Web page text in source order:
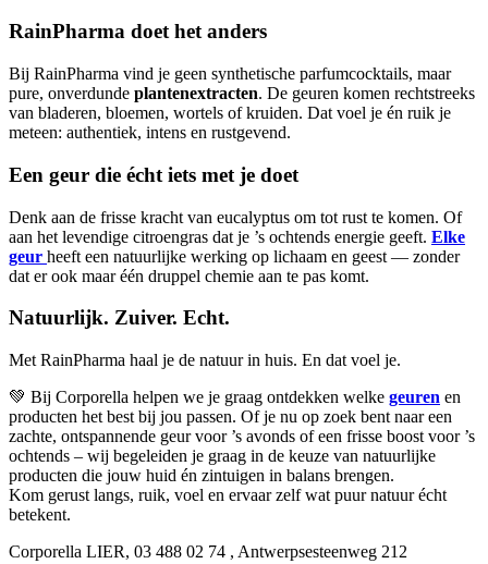
RainPharma doet het anders
Bij RainPharma vind je geen synthetische parfumcocktails, maar
pure, onverdunde plantenextracten. De geuren komen rechtstreeks
van bladeren, bloemen, wortels of kruiden. Dat voel je én ruik je
meteen: authentiek, intens en rustgevend.
Een geur die écht iets met je doet
Denk aan de frisse kracht van eucalyptus om tot rust te komen. Of
aan het levendige citroengras dat je ’s ochtends energie geeft. Elke
geur heeft een natuurlijke werking op lichaam en geest — zonder
dat er ook maar één druppel chemie aan te pas komt.
Natuurlijk. Zuiver. Echt.
Met RainPharma haal je de natuur in huis. En dat voel je.
💚 Bij Corporella helpen we je graag ontdekken welke geuren en
producten het best bij jou passen. Of je nu op zoek bent naar een
zachte, ontspannende geur voor ’s avonds of een frisse boost voor ’s
ochtends – wij begeleiden je graag in de keuze van natuurlijke
producten die jouw huid én zintuigen in balans brengen.
Kom gerust langs, ruik, voel en ervaar zelf wat puur natuur écht
betekent.
Corporella LIER, 03 488 02 74 , Antwerpsesteenweg 212